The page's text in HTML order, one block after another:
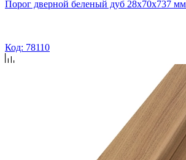
Порог дверной беленый дуб 28х70х737
Код: 78110